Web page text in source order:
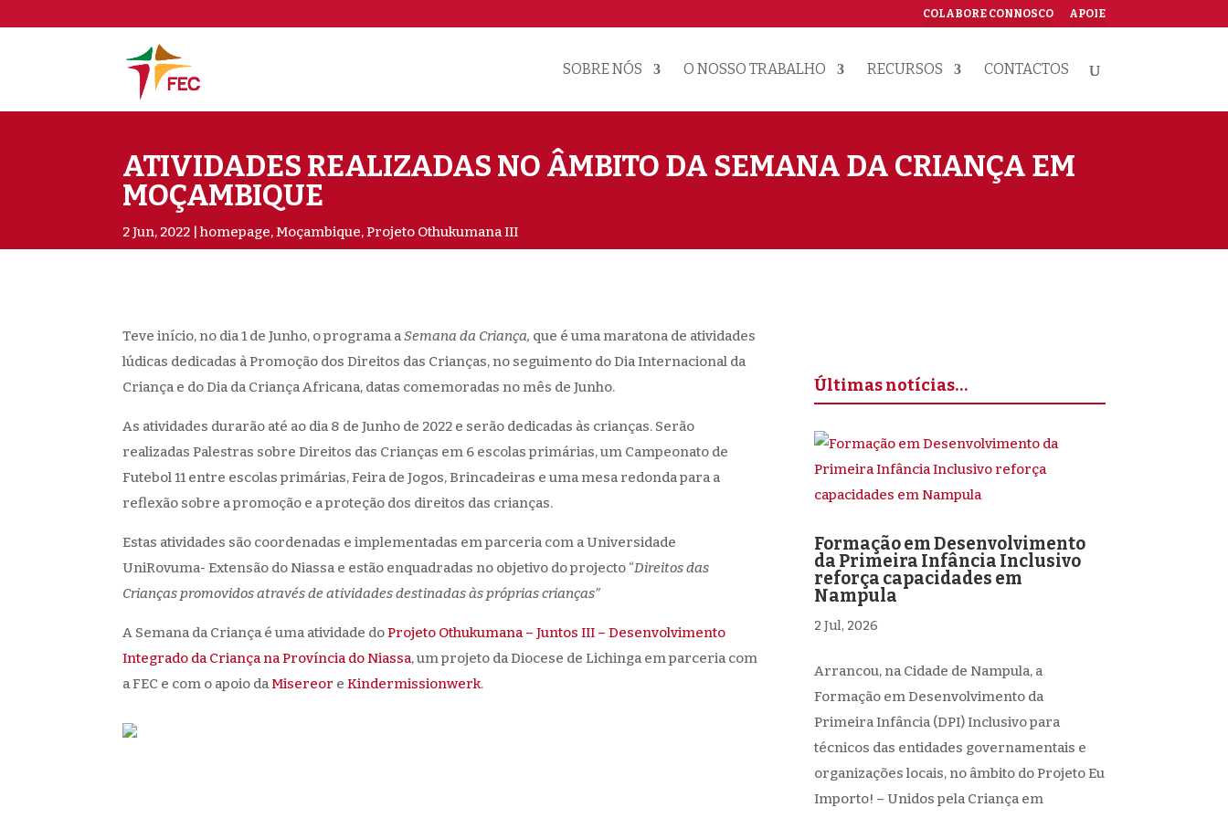
COLABORE CONNOSCO APOIE
SOBRE NÓS O NOSSO TRABALHO RECURSOS CONTACTOS
ATIVIDADES REALIZADAS NO ÂMBITO DA SEMANA DA CRIANÇA EM
MOÇAMBIQUE
2 Jun, 2022 homepage,Moçambique,Projeto Othukumana III
Teve início, no dia 1 de Junho, o programa aSemana da Criança, que é uma maratona de atividades
lúdicas dedicadas à Promoção dos Direitos das Crianças, no seguimento do Dia Internacional da
Criança e do Dia da Criança Africana, datas comemoradas no mês de Junho.
As atividades durarão até ao dia 8 de Junho de 2022 e serão dedicadas às crianças. Serão
realizadas Palestras sobre Direitos das Crianças em 6 escolas primárias, um Campeonato de
Futebol 11 entre escolas primárias, Feira de Jogos, Brincadeiras e uma mesa redonda para a
reflexão sobre a promoção e a proteção dos direitos das crianças.
Estas atividades são coordenadas e implementadas em parceria com a Universidade
UniRovuma- Extensão do Niassa e estão enquadradas no objetivo do projecto “Direitos das
Crianças promovidos através de atividades destinadas às próprias crianças”
A Semana da Criança é uma atividade doProjeto Othukumana – Juntos III – Desenvolvimento
Integrado da Criança na Província do Niassa, um projeto da Diocese de Lichinga em parceria com
a FEC e com o apoio daMisereor eKindermissionwerk.
Últimas notícias…
Formação em Desenvolvimento
da Primeira Infância Inclusivo
reforça capacidades em
Nampula
2 Jul, 2026
Arrancou, na Cidade de Nampula, a
Formação em Desenvolvimento da
Primeira Infância (DPI) Inclusivo para
técnicos das entidades governamentais e
organizações locais, no âmbito do Projeto Eu
Importo! – Unidos pela Criança em